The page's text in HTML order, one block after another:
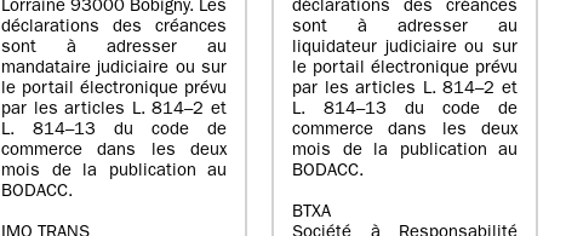
Lorraine 93000 Bobigny. Les
déclarations des créances
sont à adresser au
mandataire judiciaire ou sur
le portail électronique prévu
par les articles L. 814–2 et
L. 814–13 du code de
commerce dans les deux
mois de la publication au
BODACC.
déclarations des créances
sont à adresser au
liquidateur judiciaire ou sur
le portail électronique prévu
par les articles L. 814–2 et
L. 814–13 du code de
commerce dans les deux
mois de la publication au
BODACC.
BTXA